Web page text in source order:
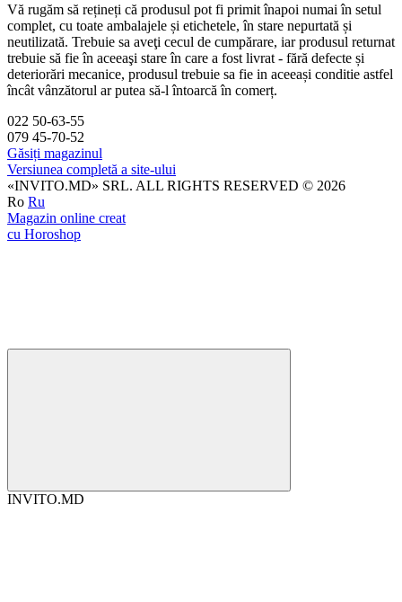
Vă rugăm să rețineți că produsul pot fi primit înapoi numai în setul
complet, cu toate ambalajele și etichetele, în stare nepurtată și
neutilizată. Trebuie sa aveţi cecul de cumpărare, iar produsul returnat
trebuie să fie în aceeaşi stare în care a fost livrat - fără defecte și
deteriorări mecanice, produsul trebuie sa fie in aceeași conditie astfel
încât vânzătorul ar putea să-l întoarcă în comerț.
022 50-63-55
079 45-70-52
Găsiți magazinul
Versiunea completă a site-ului
«INVITO.MD» SRL. ALL RIGHTS RESERVED © 2026
Ro Ru
Magazin online creat
cu Horoshop
INVITO.MD